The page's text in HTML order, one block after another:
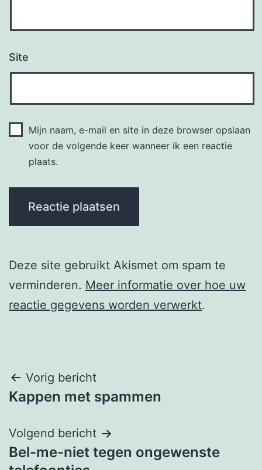
Site
Mijn naam, e-mail en site in deze browser opslaan
voor de volgende keer wanneer ik een reactie
plaats.
Deze site gebruikt Akismet om spam te
verminderen. Meer informatie over hoe uw
reactie gegevens worden verwerkt.
Berichtnavigatie
Vorig bericht
Kappen met spammen
Volgend bericht
Bel-me-niet tegen ongewenste